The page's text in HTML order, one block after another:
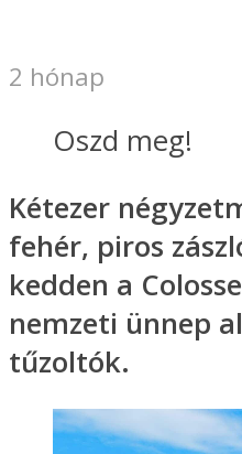
2 hónap
Oszd meg!
Kétezer
fehér, piros
kedden a
nemzeti ünnep
tűzoltók.